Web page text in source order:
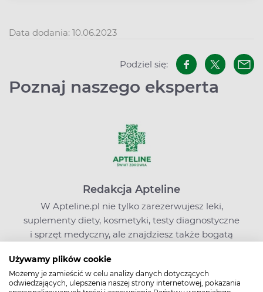
Używamy plików cookie
Możemy je zamieścić w celu analizy danych dotyczących
odwiedzających, ulepszenia naszej strony internetowej, pokazania
Data dodania: 10.06.2023
Podziel się:
Poznaj naszego eksperta
Redakcja Apteline
W Apteline.pl nie tylko zarezerwujesz leki,
suplementy diety, kosmetyki, testy diagnostyczne
i sprzęt medyczny, ale znajdziesz także bogatą
Edukujemy i zachęcamy do kompleksowego
dbania o zdrowie. Pamiętaj jednak, że nasze